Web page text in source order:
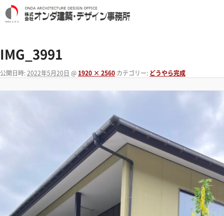
IMG_3991
公開日時: 2022年5月20日 @ 1920 × 2560 カテゴリー: どうやら完成